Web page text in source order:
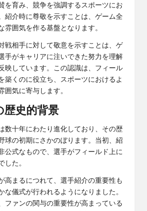
を育み、競争を強調するスポーツにお
紹介時に尊敬を示すことは、ゲーム全
雰囲気を作る基盤となります。
戦相手に対して敬意を示すことは、ゲ
手がキャリアに注いできた努力を理解
映しています。この認識は、フィール
築くのに役立ち、スポーツにおけるよ
囲気に寄与します。
歴史的背景
数十年にわたり進化しており、その歴
球の初期にさかのぼります。当初、紹
公式なもので、選手がフィールド上に
した。
高まるにつれて、選手紹介の重要性も
な儀式が行われるようになりました。
ファンの関与の重要性が高まっている